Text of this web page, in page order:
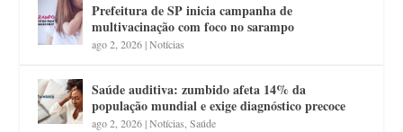
Prefeitura de SP inicia campanha de
multivacinação com foco no sarampo
ago 2, 2026|Notícias
Saúde auditiva: zumbido afeta 14% da
população mundial e exige diagnóstico precoce
ago 2, 2026|Notícias ,Saúde